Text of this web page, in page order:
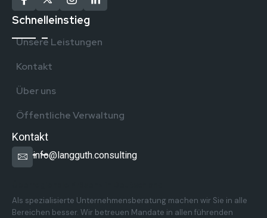
Schnelleinstieg
Unsere Leistungen
Kontakt
Über uns
Öffentliche Verwaltung
Kontakt
info@langguth.consulting
Als spezialisierte Unternehmensberatung machen wir Sie in alle
Bereichen besser. Wir betreuen Mandate in allen führenden